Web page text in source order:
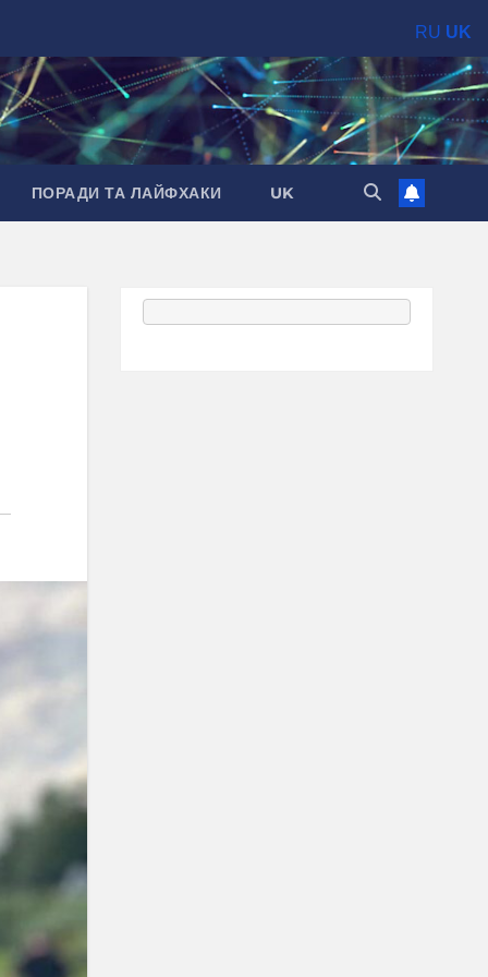
ПОРАДИ ТА ЛАЙФХАКИ UK
RU UK